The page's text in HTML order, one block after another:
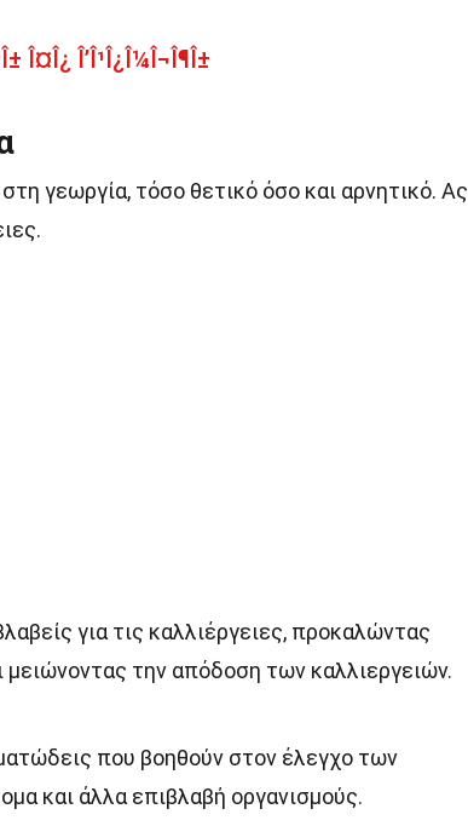
Î¤Î¿ Î’Î¹Î¿Î¼Î¬Î¶Î±
γεωργία, τόσο θετικό όσο και αρνητικό. Ας
για τις καλλιέργειες, προκαλώντας
μειώνοντας την απόδοση των καλλιεργειών.
που βοηθούν στον έλεγχο των
και άλλα επιβλαβή οργανισμούς.